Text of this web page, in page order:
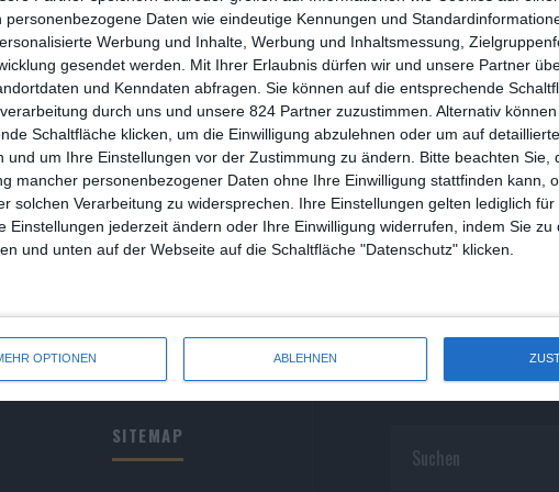
personenbezogene Daten wie eindeutige Kennungen und
Werbung und Inhalte, Werbung und Inhaltsmessung,
gesendet werden.
Mit Ihrer Erlaubnis dürfen wir und unsere Partner
und Kenndaten abfragen. Sie können auf die entsprechende
durch uns und unsere 824 Partner zuzustimmen. Alternativ
Schaltfläche klicken, um die Einwilligung abzulehnen oder um auf
und um Ihre Einstellungen vor der Zustimmung zu ändern.
Bitte beachten Sie,
mancher personenbezogener Daten ohne Ihre Einwilligung stattfinden kann,
solchen Verarbeitung zu widersprechen. Ihre Einstellungen gelten lediglich
Einstellungen jederzeit ändern oder Ihre Einwilligung widerrufen, indem Sie zu
und unten auf der Webseite auf die Schaltfläche "Datenschutz" klicken.
OPTIONEN ABLEHNEN
SITEMAP